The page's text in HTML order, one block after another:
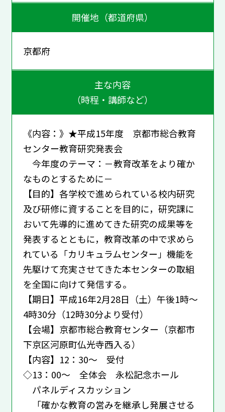
開催地（都道府県）
京都府
主な内容
（時程・講師など）
《内容：》★平成15年度 京都市総合教育
センター教育研究発表会
今年度のテーマ：－教育改革をより確か
なものとするために－
【目的】各学校で進められている校内研究
及び研修に資することを目的に，研究課に
おいて先導的に進めてきた研究の成果等を
発表するとともに，教育改革の中で求めら
れている「カリキュラムセンター」機能を
先駆けて充実させてきた本センターの取組
を全国に向けて発信する。
【期日】平成16年2月28日（土）午後1時～
4時30分（12時30分より受付）
【会場】京都市総合教育センター（京都市
下京区河原町仏光寺西入る）
【内容】12：30～ 受付
◇13：00～ 全体会 永松記念ホール
パネルディスカッション
「確かな教育の営みを継承し発展させる